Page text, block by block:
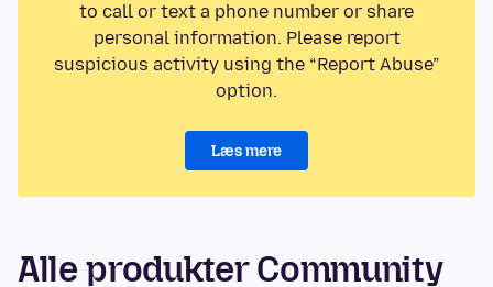
to call or text a phone number or share
personal information. Please report
suspicious activity using the “Report Abuse”
option.
Læs mere
Alle produkter Community